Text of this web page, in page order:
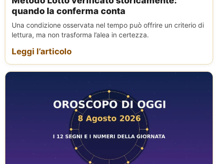
quando la conferma conta
Una condizione osservata nel tempo può offrire un criterio di
lettura, ma non trasforma l’alea in certezza.
Leggi l’articolo